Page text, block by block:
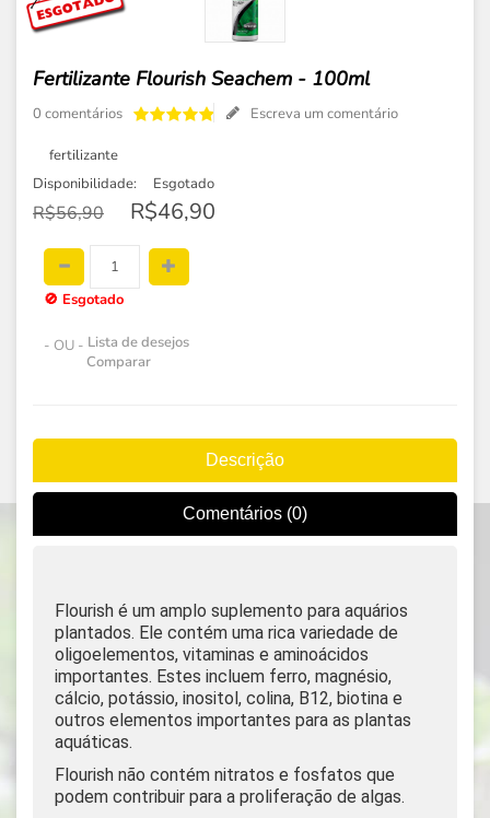
Fertilizante Flourish Seachem - 100ml
0 comentários Escreva um comentário
fertilizante
Disponibilidade:
Esgotado
R$56,90 R$46,90
🚫 Esgotado
- OU - Lista de desejos
Comparar
Descrição
Comentários (0)
Flourish é um amplo suplemento para aquários
plantados. Ele contém uma rica variedade de
oligoelementos, vitaminas e aminoácidos
importantes. Estes incluem ferro, magnésio,
cálcio, potássio, inositol, colina, B12, biotina e
outros elementos importantes para as plantas
aquáticas.
Flourish não contém nitratos e fosfatos que
podem contribuir para a proliferação de algas.